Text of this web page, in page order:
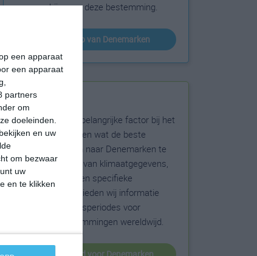
een apparaat
een apparaat
partners
om
doeleinden.
en uw
om bezwaar
uw
en te klikken
zonneschijn voor deze bestemming.
klimaatinfo van Denemarken
Beste reistijd
Het weer is een belangrijke factor bij het
reizen. Wil je weten wat de beste
maanden zijn om naar Denemarken te
reizen? Op basis van klimaatgegevens,
weersextremen en specifieke
weerinformatie bieden wij informatie
over de beste reisperiodes voor
duizenden bestemmingen wereldwijd.